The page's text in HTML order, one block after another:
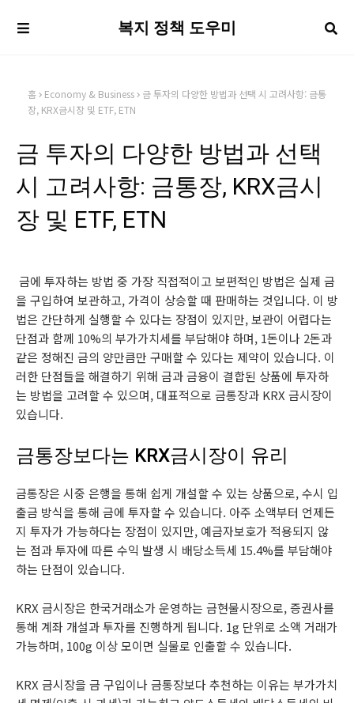
복지 정책 도우미
홈 Economy & Business
금 투자의 다양한 방법과 선택 시 고려사항: 금통
장, KRX금시장 및 ETF, ETN
금 투자의 다양한 방법과 선택
시 고려사항: 금통장, KRX금시
장 및 ETF, ETN
금에 투자하는 방법 중 가장 직접적이고 보편적인 방법은 실제 금
을 구입하여 보관하고, 가격이 상승할 때 판매하는 것입니다. 이 방
법은 간단하게 실행할 수 있다는 장점이 있지만, 보관이 어렵다는
단점과 함께 10%의 부가가치세를 부담해야 하며, 1돈이나 2돈과
같은 정해진 금의 양만큼만 구매할 수 있다는 제약이 있습니다. 이
러한 단점들을 해결하기 위해 금과 금융이 결합된 상품에 투자하
는 방법을 고려할 수 있으며, 대표적으로 금통장과 KRX 금시장이
있습니다.
금통장보다는 KRX금시장이 유리
금통장은 시중 은행을 통해 쉽게 개설할 수 있는 상품으로, 수시 입
출금 방식을 통해 금에 투자할 수 있습니다. 아주 소액부터 언제든
지 투자가 가능하다는 장점이 있지만, 예금자보호가 적용되지 않
는 점과 투자에 따른 수익 발생 시 배당소득세 15.4%를 부담해야
하는 단점이 있습니다.
KRX 금시장은 한국거래소가 운영하는 금현물시장으로, 증권사를
통해 계좌 개설과 투자를 진행하게 됩니다. 1g 단위로 소액 거래가
가능하며, 100g 이상 모이면 실물로 인출할 수 있습니다.
KRX 금시장을 금 구입이나 금통장보다 추천하는 이유는 부가가치